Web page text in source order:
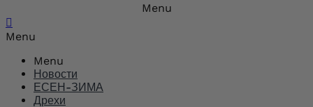
Menu

Menu
Menu
Новости
ЕСЕН-ЗИМА
Дрехи